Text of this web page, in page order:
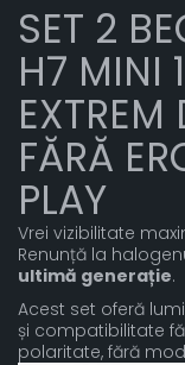
SET 2
H7 MINI
EXTREM
FĂRĂ
PLAY
Vrei vizibilitate
Renunță la
ultimă generație.
Acest set oferă
și compatibilitate
polaritate, fără